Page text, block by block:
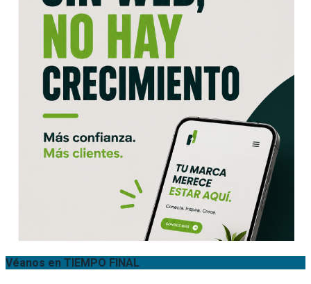
Véanos en TIEMPO FINAL